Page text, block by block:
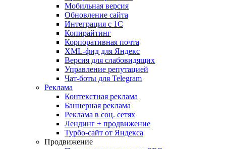
Мобильная версия
Обновление сайта
Интеграция с 1С
Копирайтинг
Корпоративная почта
XML-фид для Яндекс
Версия для слабовидящих
Управление репутацией
Чат-боты для Telegram
Реклама
Контекстная реклама
Баннерная реклама
Реклама в соц. сетях
Лендинг + продвижение
Турбо-сайт от Яндекса
Продвижение